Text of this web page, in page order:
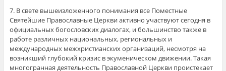
7. В свете вышеизложенного понимания все Поместные
Святейшие Православные Церкви активно участвуют сегодня в
официальных богословских диалогах, и большинство также в
работе различных национальных, региональных и
международных межхристианских организаций, несмотря на
возникший глубокий кризис в экуменическом движении. Такая
многогранная деятельность Православной Церкви проистекает